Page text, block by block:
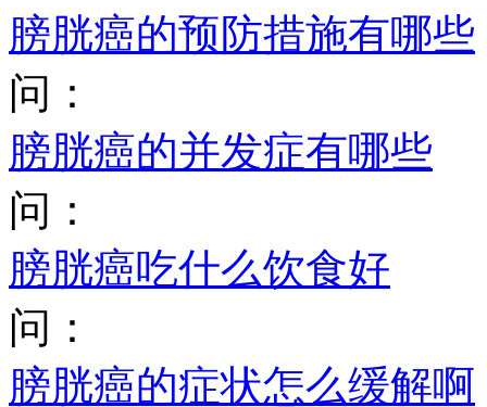
膀胱癌的预防措施有哪些
问：
膀胱癌的并发症有哪些
问：
膀胱癌吃什么饮食好
问：
膀胱癌的症状怎么缓解啊